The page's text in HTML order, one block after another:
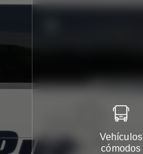
Vehículos
cómodos